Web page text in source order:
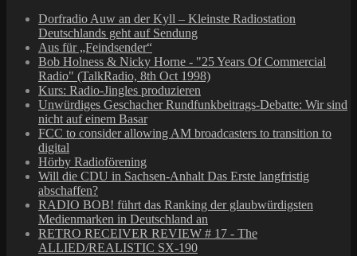
Dorfradio Auw an der Kyll – Kleinste Radiostation
Deutschlands geht auf Sendung
Aus für „Feindsender“
Bob Holness & Nicky Horne - "25 Years Of Commercial
Radio" (TalkRadio, 8th Oct 1998)
Kurs: Radio-Jingles produzieren
Unwürdiges Geschacher Rundfunkbeitrags-Debatte: Wir sind
nicht auf einem Basar
FCC to consider allowing AM broadcasters to transition to
digital
Hörby Radioförening
Will die CDU in Sachsen-Anhalt Das Erste langfristig
abschaffen?
RADIO BOB! führt das Ranking der glaubwürdigsten
Medienmarken in Deutschland an
RETRO RECEIVER REVIEW # 17 - The
ALLIED/REALISTIC SX-190